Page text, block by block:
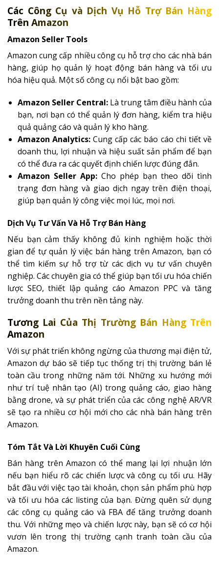
Các Công Cụ và Dịch Vụ Hỗ Trợ Bán Hàng
Trên Amazon
Amazon Seller Tools
Amazon cung cấp nhiều công cụ hỗ trợ cho các nhà bán
hàng, giúp họ quản lý hoạt động bán hàng và tối ưu
hóa hiệu quả. Một số công cụ nổi bật bao gồm:
Amazon Seller Central:Là trung tâm điều hành của
bạn, nơi bạn có thể quản lý đơn hàng, kiểm tra hiệu
quả quảng cáo và quản lý kho hàng.
Amazon Analytics:Cung cấp các báo cáo chi tiết về
doanh thu, lợi nhuận và hiệu suất sản phẩm để bạn
có thể đưa ra các quyết định chiến lược đúng đắn.
Amazon Seller App:Cho phép bạn theo dõi tình
trạng đơn hàng và giao dịch ngay trên điện thoại,
giúp bạn quản lý công việc mọi lúc, mọi nơi.
Dịch Vụ Tư Vấn Và Hỗ Trợ Bán Hàng
Nếu bạn cảm thấy không đủ kinh nghiệm hoặc thời
gian để tự quản lý việc bán hàng trên Amazon, bạn có
thể tìm kiếm sự hỗ trợ từ các dịch vụ tư vấn chuyên
nghiệp. Các chuyên gia có thể giúp bạn tối ưu hóa chiến
lược SEO, thiết lập quảng cáo Amazon PPC và tăng
trưởng doanh thu trên nền tảng này.
Tương Lai Của Thị Trường Bán Hàng Trên
Amazon
Với sự phát triển không ngừng của thương mại điện tử,
Amazon dự báo sẽ tiếp tục thống trị thị trường bán lẻ
toàn cầu trong những năm tới. Những xu hướng mới
như trí tuệ nhân tạo (AI) trong quảng cáo, giao hàng
bằng drone, và sự phát triển của các công nghệ AR/VR
sẽ tạo ra nhiều cơ hội mới cho các nhà bán hàng trên
Amazon.
Tóm Tắt Và Lời Khuyên Cuối Cùng
Bán hàng trên Amazon có thể mang lại lợi nhuận lớn
nếu bạn hiểu rõ các chiến lược và công cụ tối ưu. Hãy
bắt đầu với việc tạo tài khoản, chọn sản phẩm phù hợp
và tối ưu hóa các listing của bạn. Đừng quên sử dụng
các công cụ quảng cáo và FBA để tăng trưởng doanh
thu. Với những mẹo và chiến lược này, bạn sẽ có cơ hội
vươn lên trong thị trường cạnh tranh toàn cầu của
Amazon.